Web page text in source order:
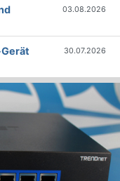
03.08.2026
30.07.2026